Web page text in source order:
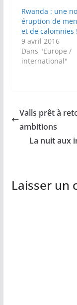
Rwanda : une
éruption de
et de calomnies !
9 avril 2016
Dans "Europe /
international"
Valls prêt à
ambitions
La nuit aux
Laisser un